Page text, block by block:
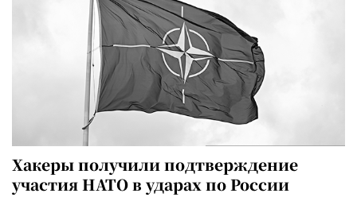
Хакеры получили подтверждение
участия НАТО в ударах по России